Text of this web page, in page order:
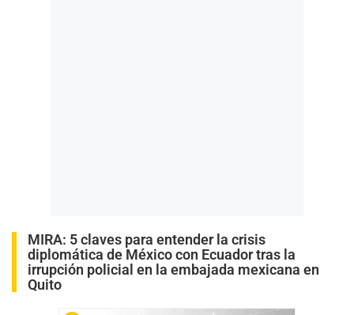
MIRA: 5 claves para entender la crisis
diplomática de México con Ecuador tras la
irrupción policial en la embajada mexicana en
Quito